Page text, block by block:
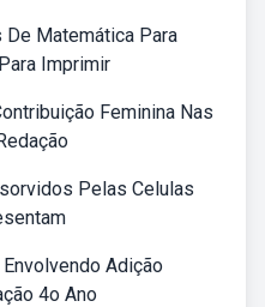
Matemática Para
Imprimir
Feminina Nas
Pelas Celulas
Adição
4o Ano